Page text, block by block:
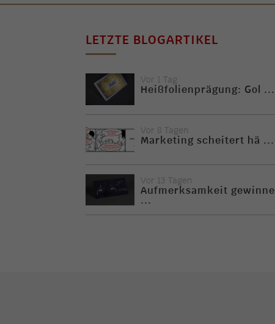
LETZTE BLOGARTIKEL
Vor 1 Tag
Heißfolienprägung: Gol ...
Vor 8 Tagen
Marketing scheitert hä ...
Vor 13 Tagen
Aufmerksamkeit gewinne
...